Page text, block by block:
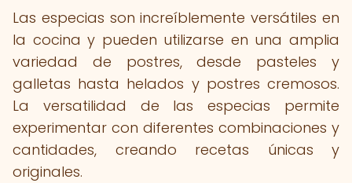
Las especias son increíblemente versátiles en
la cocina y pueden utilizarse en una amplia
variedad de postres, desde pasteles y
galletas hasta helados y postres cremosos.
La versatilidad de las especias permite
experimentar con diferentes combinaciones y
cantidades, creando recetas únicas y
originales.